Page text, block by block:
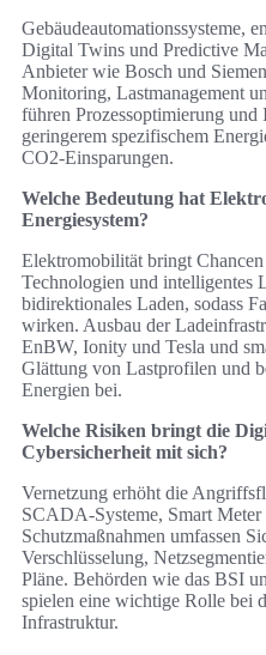
Gebäudeautomationssysteme,
Digital Twins und Predictive
Anbieter wie Bosch und
Monitoring, Lastmanagement
führen Prozessoptimierung und
geringerem spezifischem
CO2‑Einsparungen.
Welche Bedeutung hat
Energiesystem?
Elektromobilität bringt
Technologien und intelligentes
bidirektionales Laden, sodass
wirken. Ausbau der
EnBW, Ionity und Tesla und
Glättung von Lastprofilen und
Energien bei.
Welche Risiken bringt die
Cybersicherheit mit sich?
Vernetzung erhöht die
SCADA-Systeme, Smart Meter
Schutzmaßnahmen umfassen
Verschlüsselung,
Pläne. Behörden wie das BSI
spielen eine wichtige Rolle bei
Infrastruktur.